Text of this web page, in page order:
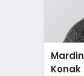
Konak